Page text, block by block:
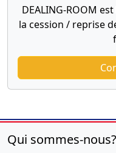
DEALING-ROOM
la cession / reprise
Qui sommes-nous?